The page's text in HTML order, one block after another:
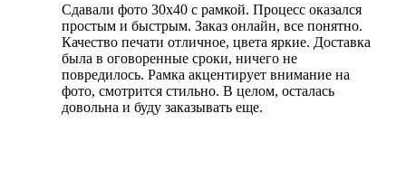
Сдавали фото 30х40 с рамкой. Процесс оказался
простым и быстрым. Заказ онлайн, все понятно.
Качество печати отличное, цвета яркие. Доставка
была в оговоренные сроки, ничего не
повредилось. Рамка акцентирует внимание на
фото, смотрится стильно. В целом, осталась
довольна и буду заказывать еще.